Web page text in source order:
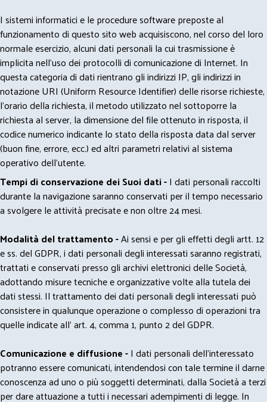
I sistemi informatici e le procedure software preposte al
funzionamento di questo sito web acquisiscono, nel corso del loro
normale esercizio, alcuni dati personali la cui trasmissione è
implicita nell'uso dei protocolli di comunicazione di Internet. In
questa categoria di dati rientrano gli indirizzi IP, gli indirizzi in
notazione URI (Uniform Resource Identifier) delle risorse richieste,
l'orario della richiesta, il metodo utilizzato nel sottoporre la
richiesta al server, la dimensione del file ottenuto in risposta, il
codice numerico indicante lo stato della risposta data dal server
(buon fine, errore, ecc.) ed altri parametri relativi al sistema
operativo dell'utente.
Tempi di conservazione dei Suoi dati -I dati personali raccolti
durante la navigazione saranno conservati per il tempo necessario
a svolgere le attività precisate e non oltre 24 mesi.
Modalità del trattamento -Ai sensi e per gli effetti degli artt. 12
e ss. del GDPR, i dati personali degli interessati saranno registrati,
trattati e conservati presso gli archivi elettronici delle Società,
adottando misure tecniche e organizzative volte alla tutela dei
dati stessi. Il trattamento dei dati personali degli interessati può
consistere in qualunque operazione o complesso di operazioni tra
quelle indicate all' art. 4, comma 1, punto 2 del GDPR.
Comunicazione e diffusione -I dati personali dell’interessato
potranno essere comunicati, intendendosi con tale termine il darne
conoscenza ad uno o più soggetti determinati, dalla Società a terzi
per dare attuazione a tutti i necessari adempimenti di legge. In